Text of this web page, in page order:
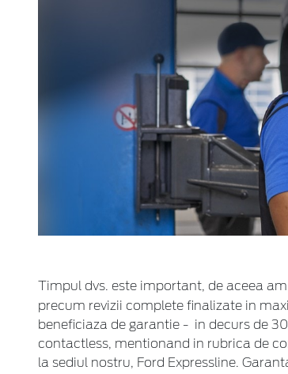
Timpul dvs. este important, de aceea
precum revizii complete finalizate in
beneficiaza de garantie - in decurs de
contactless, mentionand in rubrica de
la sediul nostru, Ford Expressline.